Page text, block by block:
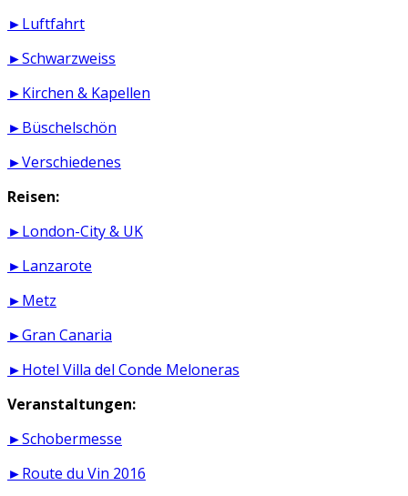
►Luftfahrt
►Schwarzweiss
►Kirchen & Kapellen
►Büschelschön
►Verschiedenes
Reisen:
►London-City & UK
►Lanzarote
►Metz
►Gran Canaria
►Hotel Villa del Conde Meloneras
Veranstaltungen:
►Schobermesse
►Route du Vin 2016